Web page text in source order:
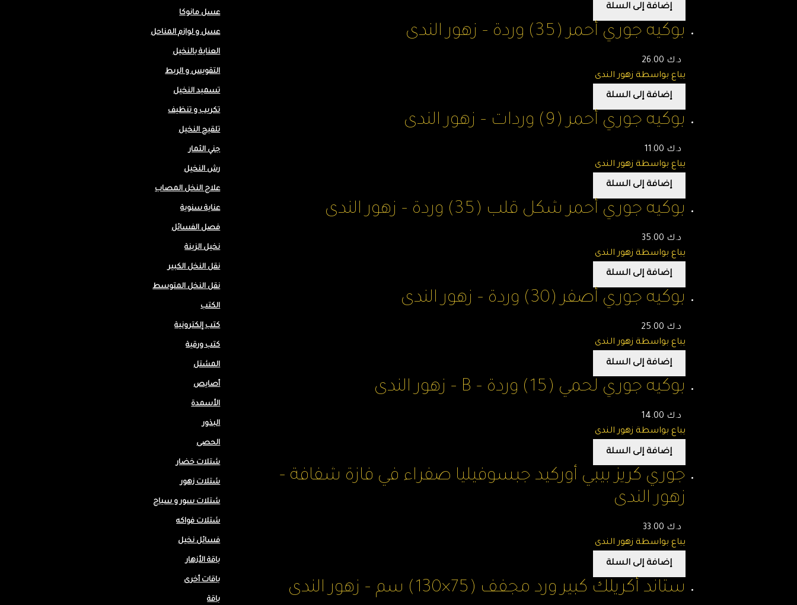
إضافة إلى السلة
بوكيه جوري أحمر (35) وردة – زهور الندى
د.ك
يباع بواسطة زهور الندى
إضافة إلى السلة
بوكيه جوري أحمر (9) وردات – زهور الندى
د.ك
يباع بواسطة زهور الندى
إضافة إلى السلة
بوكيه جوري أحمر شكل قلب (35) وردة – زهور الندى
د.ك
يباع بواسطة زهور الندى
إضافة إلى السلة
بوكيه جوري أصفر (30) وردة – زهور الندى
د.ك
يباع بواسطة زهور الندى
إضافة إلى السلة
بوكيه جوري لحمي (15) وردة – B – زهور الندى
د.ك
يباع بواسطة زهور الندى
إضافة إلى السلة
جوري كريز بيبي أوركيد جبسوفيليا صفراء في فازة شفافة –
زهور الندى
د.ك
يباع بواسطة زهور الندى
إضافة إلى السلة
ستاند أكريلك كبير ورد مجفف (75×130) سم – زهور الندى
عسل مانوكا
عسل و لوازم المناحل
العناية بالنخيل
التقويس و الربط
تسميد النخيل
تكريب و تنظيف
تلقيح النخيل
جني الثمار
رش النخيل
علاج النخل المصاب
عناية سنوية
فصل الفسائل
نخيل الزينة
نقل النخل الكبير
نقل النخل المتوسط
الكتب
كتب إلكترونية
كتب ورقية
المشتل
أصايص
الأسمدة
البذور
الحصى
شتلات خضار
شتلات زهور
شتلات سور و سياج
شتلات فواكه
فسائل نخيل
باقة الأزهار
باقات أخرى
باقة